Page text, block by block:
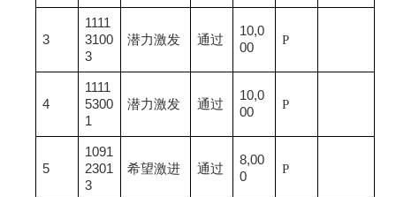
3
1111
3100
3
潜力激发 通过
10,0
00
P
4
1111
5300
1
潜力激发 通过
10,0
00
P
5
1091
2301
3
希望激进 通过
8,00
0
P